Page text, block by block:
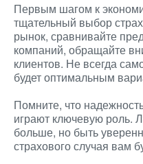
Первым шагом к
тщательный выбор
рынок, сравнивайте
компаний, обращайте
клиентов. Не всегда
будет оптимальным
Помните, что
играют ключевую роль.
больше, но быть
страхового случая вам